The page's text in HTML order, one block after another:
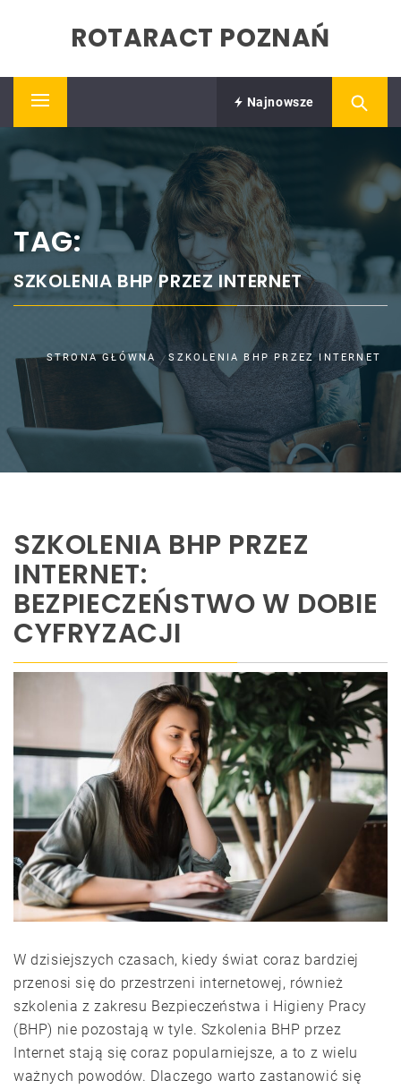
ROTARACT POZNAŃ
Primary
Najnowsze
TAG:
SZKOLENIA BHP PRZEZ INTERNET
STRONA GŁÓWNA SZKOLENIA BHP PRZEZ INTERNET
SZKOLENIA BHP PRZEZ
INTERNET:
BEZPIECZEŃSTWO W DOBIE
CYFRYZACJI
W dzisiejszych czasach, kiedy świat coraz bardziej
przenosi się do przestrzeni internetowej, również
szkolenia z zakresu Bezpieczeństwa i Higieny Pracy
(BHP) nie pozostają w tyle. Szkolenia BHP przez
Internet stają się coraz popularniejsze, a to z wielu
ważnych powodów. Dlaczego warto zastanowić się